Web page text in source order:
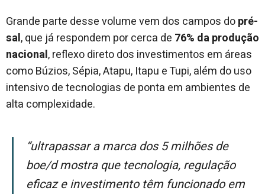
Grande parte desse volume vem dos campos dopré-
sal, que já respondem por cerca de 76% da produção
nacional, reflexo direto dos investimentos em áreas
como Búzios, Sépia, Atapu, Itapu e Tupi, além do uso
intensivo de tecnologias de ponta em ambientes de
alta complexidade.
“Ultrapassar a marca dos 5 milhões de
boe/d mostra que tecnologia, regulação
eficaz e investimento têm funcionado em